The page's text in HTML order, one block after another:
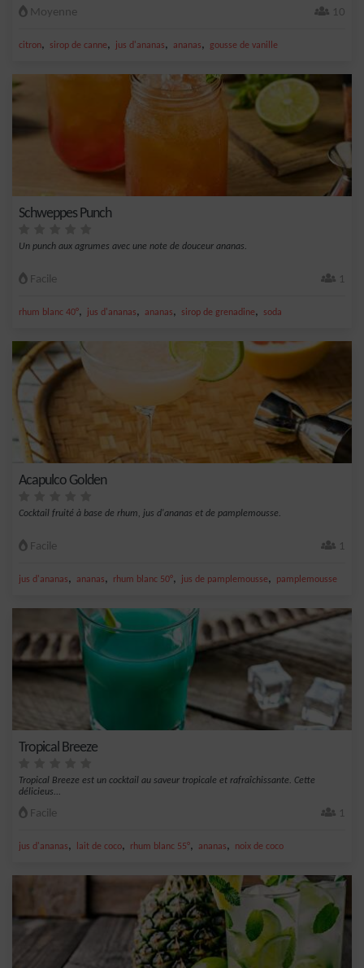
Moyenne 10
citron, sirop de canne, jus d'ananas, ananas, gousse de vanille
Schweppes Punch
Un punch aux agrumes avec une note de douceur ananas.
Facile 1
rhum blanc 40°, jus d'ananas, ananas, sirop de grenadine, soda
Acapulco Golden
Cocktail fruité à base de rhum, jus d'ananas et de pamplemousse.
Facile 1
jus d'ananas, ananas, rhum blanc 50°, jus de pamplemousse, pamplemousse
Tropical Breeze
Tropical Breeze est un cocktail au saveur tropicale et rafraîchissante. Cette
délicieus...
Facile 1
jus d'ananas, lait de coco, rhum blanc 55°, ananas, noix de coco